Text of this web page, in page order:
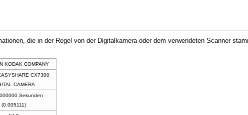
die in der Regel von der Digitalkamera oder dem verwendeten Scanner
KODAK COMPANY
CX7300
CAMERA
Sekunden
(0.005111)